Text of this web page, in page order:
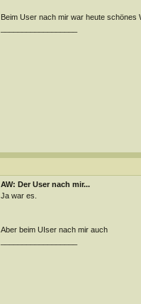
Beim User nach mir war heute schönes
AW: Der User nach mir...
Ja war es.
Aber beim UIser nach mir auch